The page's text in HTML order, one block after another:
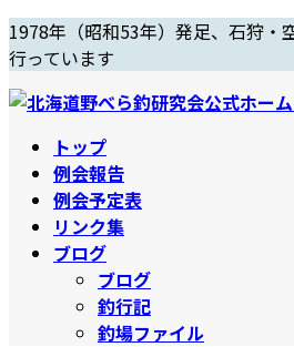
コ
ン
テ
ン
ナ
ビ
ゲ
ー
1978年（昭和53年）発足、石狩・
行っています
トップ
例会報告
例会予定表
リンク集
ブログ
ブログ
釣行記
釣場ファイル